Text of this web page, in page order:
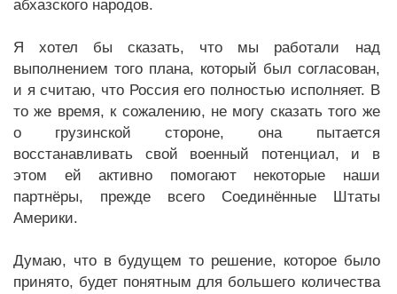
абхазского народов.
Я хотел бы сказать, что мы работали над
выполнением того плана, который был согласован,
и я считаю, что Россия его полностью исполняет. В
то же время, к сожалению, не могу сказать того же
о грузинской стороне, она пытается
восстанавливать свой военный потенциал, и в
этом ей активно помогают некоторые наши
партнёры, прежде всего Соединённые Штаты
Америки.
Думаю, что в будущем то решение, которое было
принято, будет понятным для большего количества